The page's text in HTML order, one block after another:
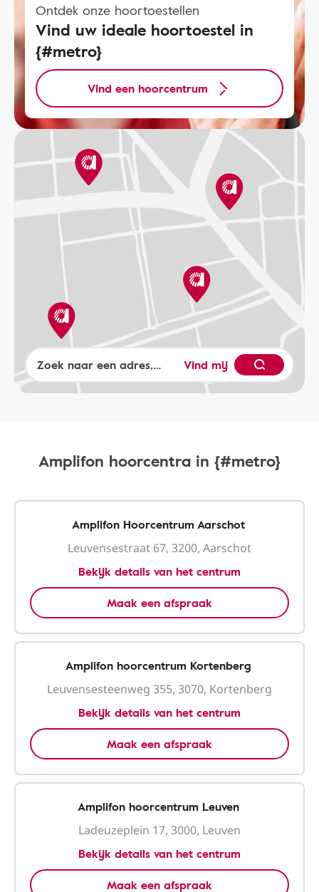
Ontdek onze hoortoestellen
Vind uw ideale hoortoestel in
{#metro}
Vind een hoorcentrum
Vind mij
Amplifon hoorcentra in {#metro}
Amplifon Hoorcentrum Aarschot
Leuvensestraat 67, 3200, Aarschot
Bekijk details van het centrum
Maak een afspraak
Amplifon hoorcentrum Kortenberg
Leuvensesteenweg 355, 3070, Kortenberg
Bekijk details van het centrum
Maak een afspraak
Amplifon hoorcentrum Leuven
Ladeuzeplein 17, 3000, Leuven
Bekijk details van het centrum
Maak een afspraak